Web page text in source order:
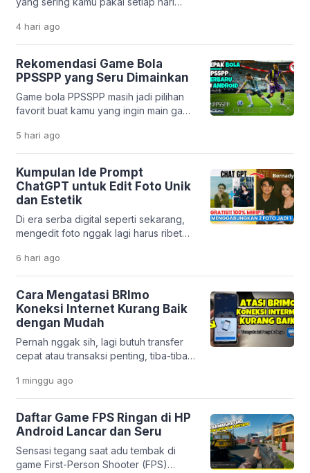
korban bisa terjebak bunga tinggi,
Indonesia? Mulai dari pesan ojek,
belanja online, sampai belajar,
semuanya bisa dilakukan lewat karya
anak bangsa. Perkembangan teknologi
digital di Indonesia memang sangat
pesat. Banyak startup lokal yang
berhasil menciptakan solusi praktis
mempermudah hidup, aplikasi […]
4 hari ago
Rekomendasi Game Bola
PPSSPP yang Seru Dimainkan
Game bola PPSSPP masih jadi pilihan
favorit buat kamu yang ingin main game
perangkat mahal. Emulator PPSSPP
memungkinkan kamu menjalankan
game PSP dengan lancar, bahkan di
HP dengan spesifikasi menengah ke
bawah. Menariknya, beberapa game
masih mendapatkan update dari
komunitas. Mulai dari transfer pemain
terbaru sampai patch liga […]
5 hari ago
Kumpulan Ide Prompt
ChatGPT untuk Edit Foto Unik
dan Estetik
Di era serba digital seperti sekarang,
mengedit foto nggak lagi harus ribet
kemajuan teknologi kecerdasan buatan
seperti ChatGPT, kamu cukup
mengetikkan perintah teks untuk
mengubah tampilan foto jadi lebih
estetik dan unik. Mulai dari efek
sinematik ala film, tampilan 3D yang
modern, sampai gaya anime yang lucu,
semuanya bisa […]
6 hari ago
Cara Mengatasi BRImo
Koneksi Internet Kurang Baik
dengan Mudah
Pernah nggak sih, lagi butuh transfer
cepat atau transaksi penting, tiba-tiba
kurang baik” di aplikasi BRImo?
Rasanya pasti bikin panik, apalagi kalau
situasinya mendesak. Masalah ini
memang cukup sering dialami oleh
nasabah Bank BRI. Tapi tenang,
penyebabnya nggak selalu karena
server gangguan. Justru, dalam banyak
1 minggu ago
Daftar Game FPS Ringan di HP
Android Lancar dan Seru
Sensasi tegang saat adu tembak di
game First-Person Shooter (FPS)